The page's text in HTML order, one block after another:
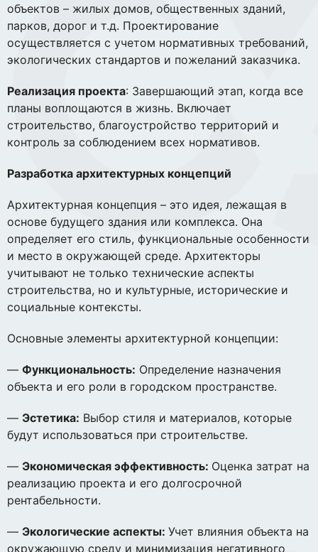
объектов – жилых домов, общественных зданий,
парков, дорог и т.д. Проектирование
осуществляется с учетом нормативных требований,
экологических стандартов и пожеланий заказчика.
Реализация проекта: Завершающий этап, когда все
планы воплощаются в жизнь. Включает
строительство, благоустройство территорий и
контроль за соблюдением всех нормативов.
Разработка архитектурных концепций
Архитектурная концепция – это идея, лежащая в
основе будущего здания или комплекса. Она
определяет его стиль, функциональные особенности
и место в окружающей среде. Архитекторы
учитывают не только технические аспекты
строительства, но и культурные, исторические и
социальные контексты.
Основные элементы архитектурной концепции:
— Функциональность: Определение назначения
объекта и его роли в городском пространстве.
— Эстетика: Выбор стиля и материалов, которые
будут использоваться при строительстве.
— Экономическая эффективность: Оценка затрат на
реализацию проекта и его долгосрочной
рентабельности.
— Экологические аспекты: Учет влияния объекта на
окружающую среду и минимизация негативного